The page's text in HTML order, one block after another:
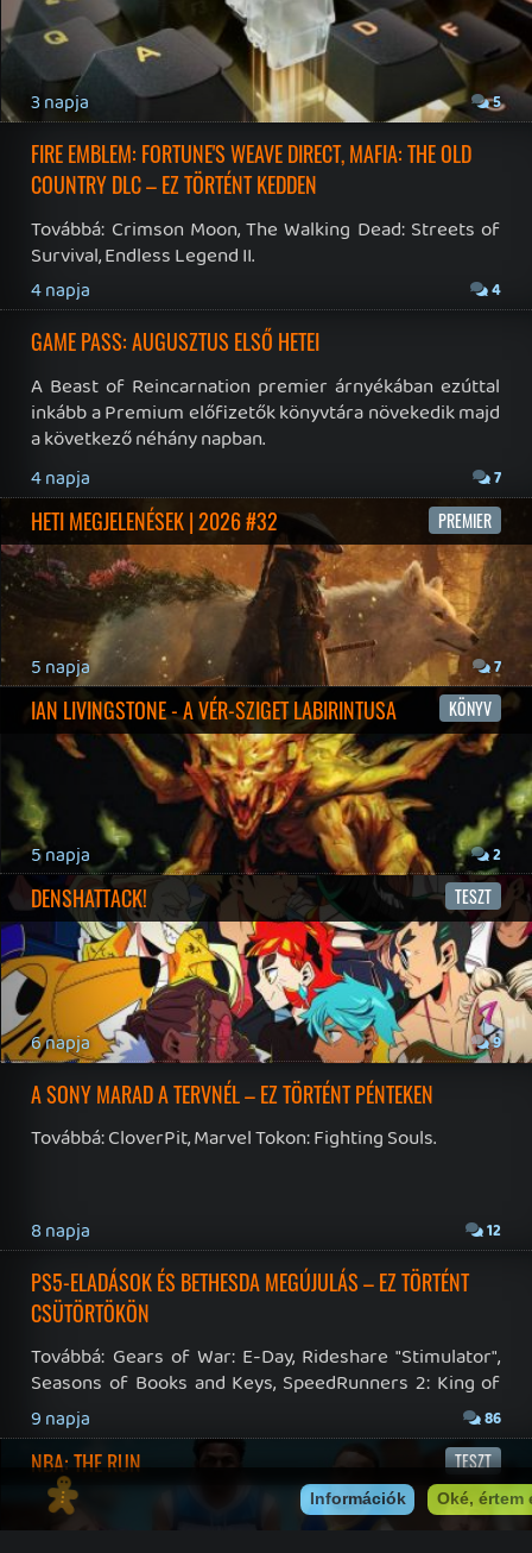
PLAYSTATION PLUS: AZ AUGUSZTUSI HÁRMAS
Egy vidám indie kaland a megjelenés napján. Zombis
túlélőtúra. Független fejlesztésű horror történet. Ez
várja az előfizetőket a következő hónapban.
2026.07.28. 6
GOD OF WAR: LAUFEY JÖVŐRE – EZ TÖRTÉNT HÉTFŐN (ÉS A
HÉTVÉGÉN)
Továbbá: Final Fantasy XIV: Evercold, S.T.A.L.K.E.R.2: Cost
of Hope, BeastLink.
2026.07.28.
19 éve videójáték minden nap! Copyright 365 Media Kft
Impresszum | Hirdetési ajánlatunk |
Felhasználási feltételek | Adatvédelmi elveink |
Sütik
Hírek | Cikkek | Podcastok | Blogok |
Gaming Fórum | Offtopic Fórum
RSS | Blog RSS Podcast RSS
Instagram | Youtube | Facebook
|
Twitter | Patreon